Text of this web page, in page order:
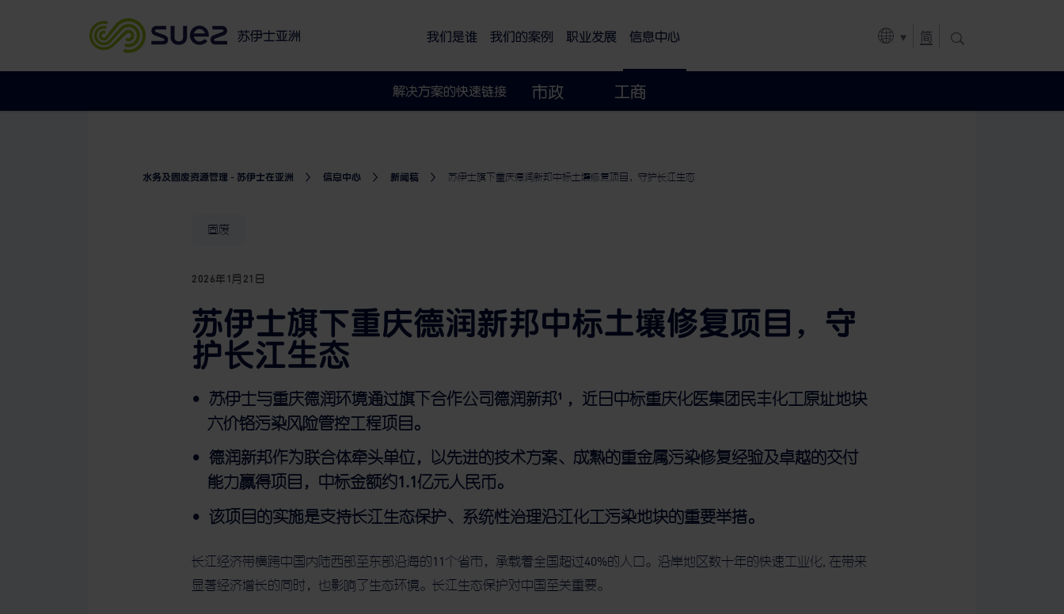
苏伊士亚洲 我们是谁 我们的案例 职业发展 信息中心 简
解决方案的快速链接 市政 工商
水务及固废资源管理 - 苏伊士在亚洲 信息中心 新闻稿 苏伊士旗下重庆德润新邦中标土壤修复项目，守护长江生态
固废
2026年1月21日
苏伊士旗下重庆德润新邦中标土壤修复项目，守
护长江生态
苏伊士与重庆德润环境通过旗下合作公司德润新邦¹ ，近日中标重庆化医集团民丰化工原址地块
六价铬污染风险管控工程项目。
德润新邦作为联合体牵头单位，以先进的技术方案、成熟的重金属污染修复经验及卓越的交付
能力赢得项目，中标金额约1.1亿元人民币。
该项目的实施是支持长江生态保护、系统性治理沿江化工污染地块的重要举措。
长江经济带横跨中国内陆西部至东部沿海的11个省市，承载着全国超过40%的人口。沿岸地区数十年的快速工业化, 在带来
显著经济增长的同时，也影响了生态环境。长江生态保护对中国至关重要。